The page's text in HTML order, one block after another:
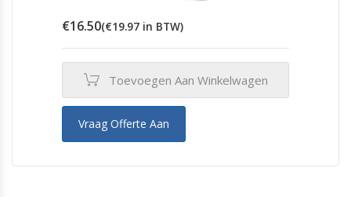
€16.50(€19.97 in BTW)
Toevoegen Aan Winkelwagen
Vraag Offerte Aan